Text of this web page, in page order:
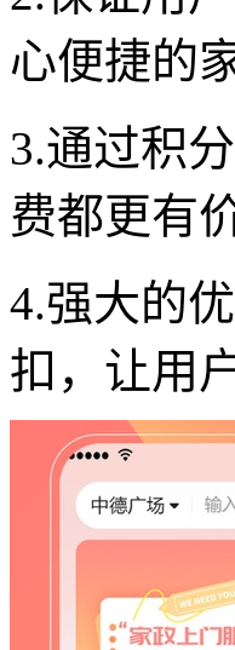
心便捷的
3.通过积
费都更有
4.强大的
扣，让用